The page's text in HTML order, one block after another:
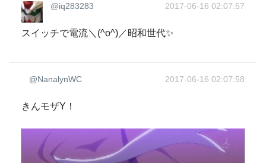
@iq283283 2017-06-16 02:07:57
スイッチで電流＼(^o^)／昭和世代✨
@NanalynWC 2017-06-16 02:07:58
きんモザY！